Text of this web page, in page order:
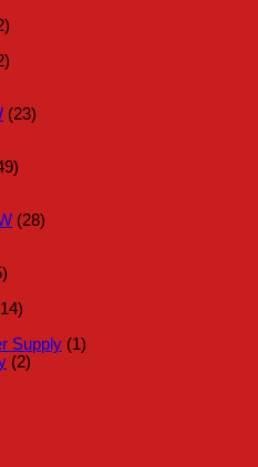
(23)
(28)
Supply (1)
(2)